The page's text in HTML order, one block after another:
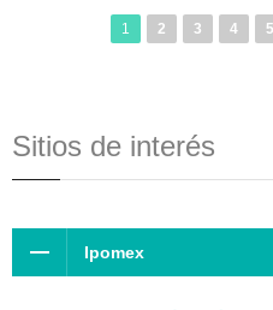
1 2 3 4 5
Sitios de interés
Ipomex